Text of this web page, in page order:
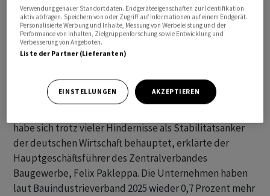
um 2,4 Prozent. Diese Ausweitung des Volumens ging
aber allein auf den Tiefbau zurück. Im Hochbau ging der
reale Jahresumsatz noch einmal um 0,8 Prozent zurück.
Verbände der Bauindustrie und des Gewerbes davon
aus, dass der Umsatz preisbereinigt um 2,5 Prozent
habe sich trotz vieler Hindernisse als Stabilitätsanker
der deutschen Wirtschaft behauptet, erklärte der
Hauptgeschäftsführer des Zentralverbandes
Baugewerbe, Felix Pakleppa. Die Unternehmen haben
laut Bauindustrieverband 2025 wieder 0,7 Prozent mehr
Verwendung genauer Standortdaten. Endgeräteeigenschaften zur Identifikation
aktiv abfragen. Speichern von oder Zugriff auf Informationen auf einem Endgerät.
Personalisierte Werbung und Inhalte, Messung von Werbeleistung und der
Performance von Inhalten, Zielgruppenforschung sowie Entwicklung und
Verbesserung von Angeboten.
Liste der Partner (Lieferanten)
EINSTELLUNGEN AKZEPTIEREN